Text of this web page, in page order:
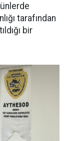
tarafından
bir